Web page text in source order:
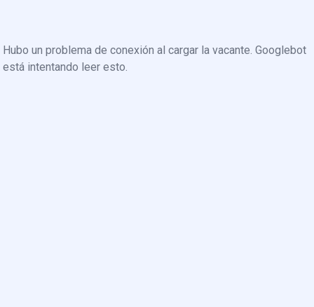
Hubo un problema de conexión al cargar la vacante. Googlebot
está intentando leer esto.